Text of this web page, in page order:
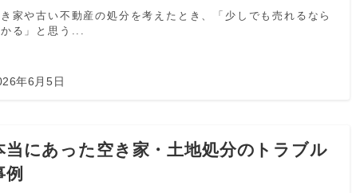
家や古い不動産の処分を考えたとき、「少しでも売れるなら
る」と思う...
年6月5日
当にあった空き家・土地処分のトラブル
例